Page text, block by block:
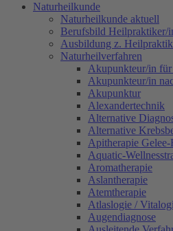
Naturheilkunde
Naturheilkunde aktuell
Berufsbild Heilpraktiker/
Ausbildung z.
Naturheilverfahren
Akupunkteur/in für
Akupunkteur/in
Akupunktur
Alexandertechnik
Alternative
Alternative
Apitherapie Gelee-
Aquatic-
Aromatherapie
Aslantherapie
Atemtherapie
Atlaslogie /
Augendiagnose